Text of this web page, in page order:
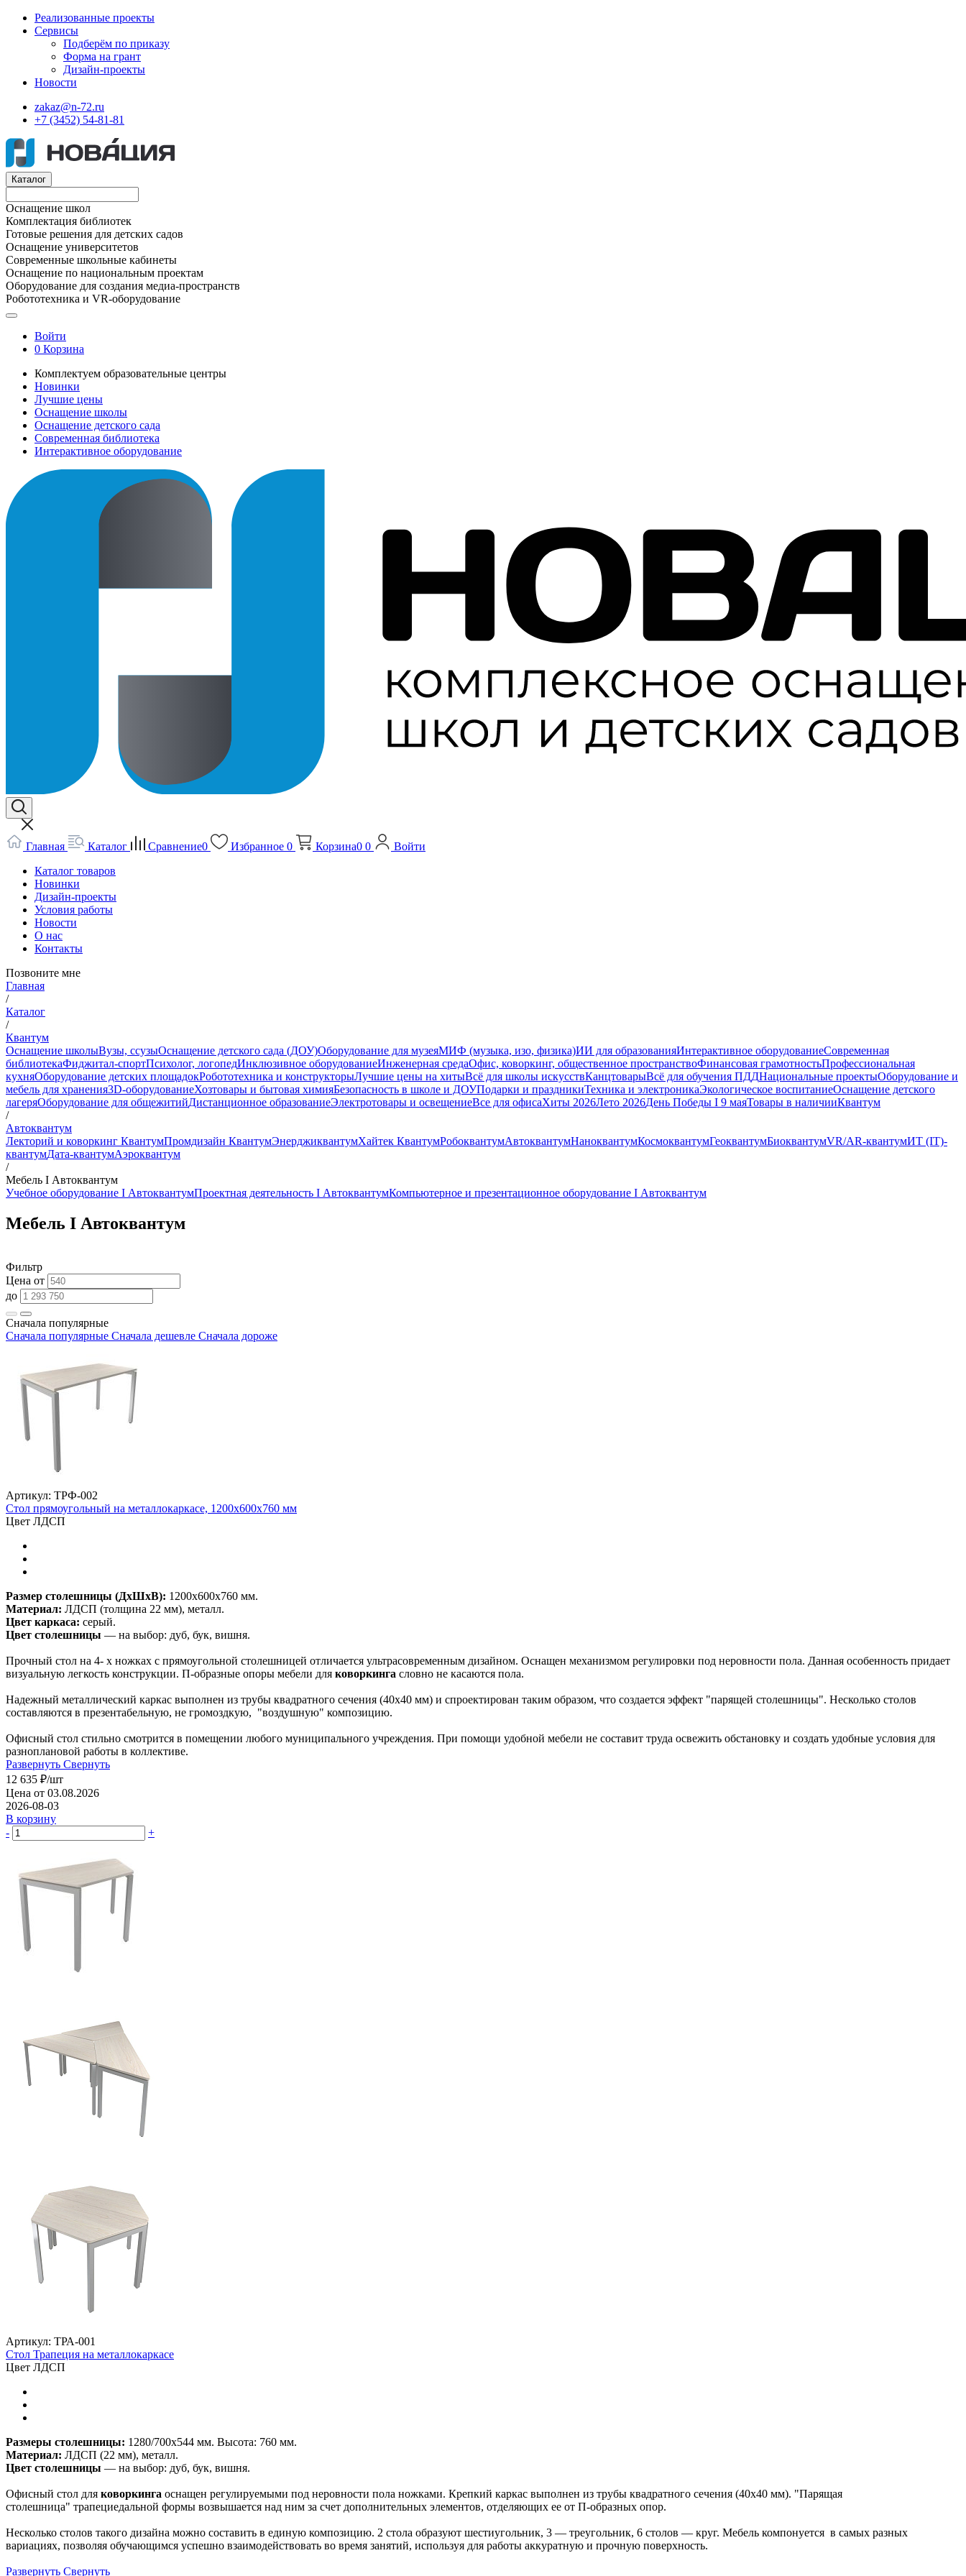
Реализованные проекты
Сервисы
Подберём по приказу
Форма на грант
Дизайн-проекты
Новости
zakaz@n-72.ru
+7 (3452) 54-81-81
Каталог
Оснащение школ
Комплектация библиотек
Готовые решения для детских садов
Оснащение университетов
Современные школьные кабинеты
Оснащение по национальным проектам
Оборудование для создания медиа-пространств
Робототехника и VR-оборудование
Войти
0 Корзина
Комплектуем образовательные центры
Новинки
Лучшие цены
Оснащение школы
Оснащение детского сада
Современная библиотека
Интерактивное оборудование
Главная Каталог Сравнение0 Избранное 0 Корзина0 0
Войти
Каталог товаров
Новинки
Дизайн-проекты
Условия работы
Новости
О нас
Контакты
Позвоните мне
Главная
/
Каталог
/
Квантум
Оснащение школыВузы, ссузыОснащение детского сада (ДОУ)Оборудование для музеяМИФ (музыка, изо, физика)ИИ для образованияИнтерактивное оборудованиеСовременная
библиотекаФиджитал-спортПсихолог, логопедИнклюзивное оборудованиеИнженерная средаОфис, коворкинг, общественное пространствоФинансовая грамотностьПрофессиональная
кухняОборудование детских площадокРобототехника и конструкторыЛучшие цены на хитыВсё для школы искусствКанцтоварыВсё для обучения ПДДНациональные проектыОборудование и
мебель для хранения3D-оборудованиеХозтовары и бытовая химияБезопасность в школе и ДОУПодарки и праздникиТехника и электроникаЭкологическое воспитаниеОснащение детского
лагеряОборудование для общежитийДистанционное образованиеЭлектротовары и освещениеВсе для офисаХиты 2026Лето 2026День Победы I 9 маяТовары в наличииКвантум
/
Автоквантум
Лекторий и коворкинг КвантумПромдизайн КвантумЭнерджиквантумХайтек КвантумРобоквантумАвтоквантумНаноквантумКосмоквантумГеоквантумБиоквантумVR/AR-квантумИТ (IT)-
квантумДата-квантумАэроквантум
/
Мебель I Автоквантум
Учебное оборудование I АвтоквантумПроектная деятельность I АвтоквантумКомпьютерное и презентационное оборудование I Автоквантум
Мебель I Автоквантум
Фильтр
Цена от
до
Сначала популярные
Сначала популярные Сначала дешевле Сначала дороже
Артикул: ТРФ-002
Стол прямоугольный на металлокаркасе, 1200х600х760 мм
Цвет ЛДСП
Размер столешницы (ДхШхВ): 1200х600х760 мм.
Материал: ЛДСП (толщина 22 мм), металл.
Цвет каркаса: серый.
Цвет столешницы — на выбор: дуб, бук, вишня.
Прочный стол на 4- х ножках с прямоугольной столешницей отличается ультрасовременным дизайном. Оснащен механизмом регулировки под неровности пола. Данная особенность придает
визуальную легкость конструкции. П-образные опоры мебели для коворкинга словно не касаются пола.
Надежный металлический каркас выполнен из трубы квадратного сечения (40х40 мм) и спроектирован таким образом, что создается эффект "парящей столешницы". Несколько столов
составляются в презентабельную, не громоздкую, "воздушную" композицию.
Офисный стол стильно смотрится в помещении любого муниципального учреждения. При помощи удобной мебели не составит труда освежить обстановку и создать удобные условия для
разноплановой работы в коллективе.
Развернуть Свернуть
12 635 ₽/шт
Цена от 03.08.2026
2026-08-03
В корзину
-
+
Артикул: ТРА-001
Стол Трапеция на металлокаркасе
Цвет ЛДСП
Размеры столешницы: 1280/700х544 мм. Высота: 760 мм.
Материал: ЛДСП (22 мм), металл.
Цвет столешницы — на выбор: дуб, бук, вишня.
Офисный стол для коворкинга оснащен регулируемыми под неровности пола ножками. Крепкий каркас выполнен из трубы квадратного сечения (40х40 мм). "Парящая
столешница" трапециедальной формы возвышается над ним за счет дополнительных элементов, отделяющих ее от П-образных опор.
Несколько столов такого дизайна можно составить в единую композицию. 2 стола образуют шестиугольник, 3 — треугольник, 6 столов — круг. Мебель компонуется в самых разных
вариациях, позволяя обучающимся успешно взаимодействовать во время занятий, используя для работы аккуратную и прочную поверхность.
Развернуть Свернуть